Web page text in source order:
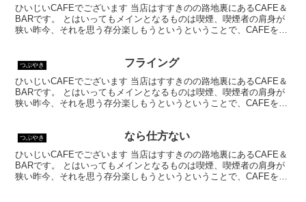
ひいじいCAFEでございます 当店はすすきのの路地裏にあるCAFE＆
BARです。 とはいってもメインとなるものは喫煙、喫煙者の肩身が
狭い昨今、それを思う存分楽しもうというということで、CAFEを名
つぶやき フライング
ひいじいCAFEでございます 当店はすすきのの路地裏にあるCAFE＆
BARです。 とはいってもメインとなるものは喫煙、喫煙者の肩身が
狭い昨今、それを思う存分楽しもうというということで、CAFEを名
つぶやき なら仕方ない
ひいじいCAFEでございます 当店はすすきのの路地裏にあるCAFE＆
BARです。 とはいってもメインとなるものは喫煙、喫煙者の肩身が
狭い昨今、それを思う存分楽しもうというということで、CAFEを名